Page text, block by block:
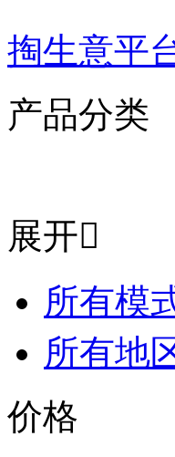
掏生意平
产品分类
展开
所有模
所有地
价格